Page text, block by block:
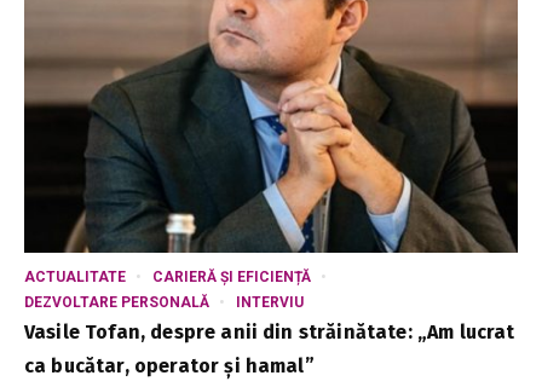
ACTUALITATE
CARIERĂ ȘI EFICIENȚĂ
DEZVOLTARE PERSONALĂ
INTERVIU
Vasile Tofan, despre anii din străinătate: „Am lucrat
ca bucătar, operator și hamal”